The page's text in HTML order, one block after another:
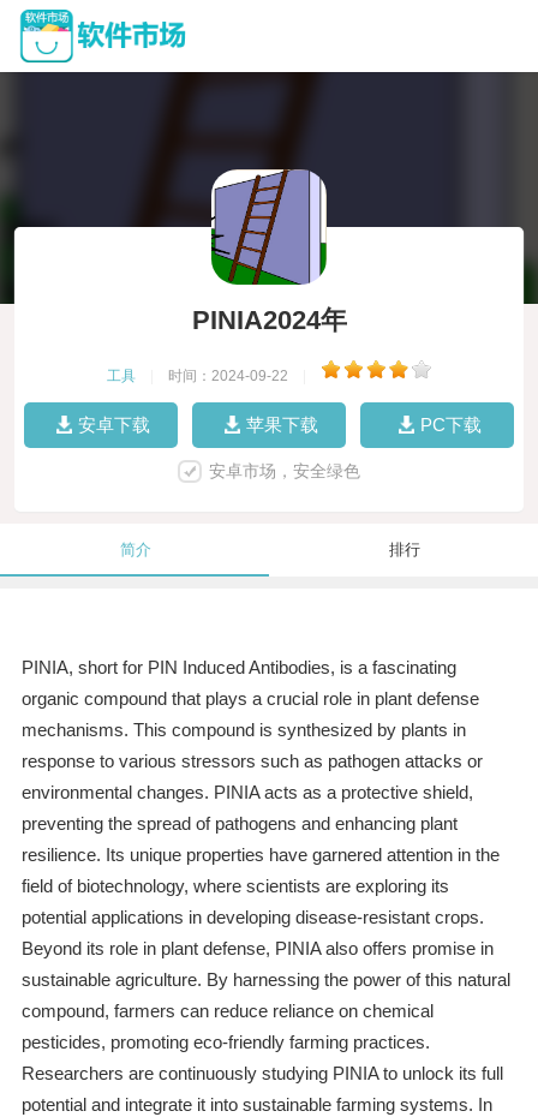
PINIA2024年
工具 时间：2024-09-22
安卓下载 苹果下载 PC下载
安卓市场，安全绿色
简介 排行
PINIA, short for PIN Induced Antibodies, is a fascinating
organic compound that plays a crucial role in plant defense
mechanisms. This compound is synthesized by plants in
response to various stressors such as pathogen attacks or
environmental changes. PINIA acts as a protective shield,
preventing the spread of pathogens and enhancing plant
resilience. Its unique properties have garnered attention in the
field of biotechnology, where scientists are exploring its
potential applications in developing disease-resistant crops.
Beyond its role in plant defense, PINIA also offers promise in
sustainable agriculture. By harnessing the power of this natural
compound, farmers can reduce reliance on chemical
pesticides, promoting eco-friendly farming practices.
Researchers are continuously studying PINIA to unlock its full
potential and integrate it into sustainable farming systems. In